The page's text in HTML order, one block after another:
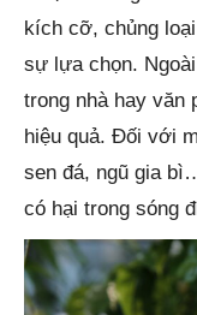
kích cỡ, chủng
sự lựa chọn.
trong nhà hay văn
hiệu quả. Đối với
sen đá, ngũ gia
có hại trong sóng